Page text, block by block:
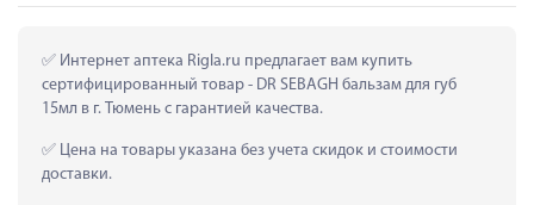
Интернет аптека Rigla.ru предлагает вам купить
сертифицированный товар - DR SEBAGH бальзам для губ
15мл в г. Тюмень с гарантией качества.
Цена на товары указана без учета скидок и стоимости
доставки.